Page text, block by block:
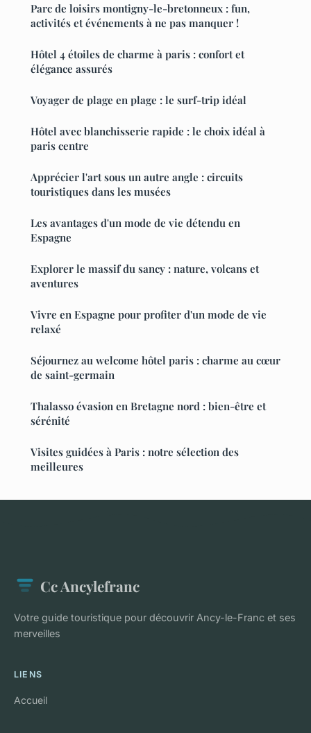
Parc de loisirs montigny-le-bretonneux : fun,
activités et événements à ne pas manquer !
Hôtel 4 étoiles de charme à paris : confort et
élégance assurés
Voyager de plage en plage : le surf-trip idéal
Hôtel avec blanchisserie rapide : le choix idéal à
paris centre
Apprécier l'art sous un autre angle : circuits
touristiques dans les musées
Les avantages d'un mode de vie détendu en
Espagne
Explorer le massif du sancy : nature, volcans et
aventures
Vivre en Espagne pour profiter d'un mode de vie
relaxé
Séjournez au welcome hôtel paris : charme au cœur
de saint-germain
Thalasso évasion en Bretagne nord : bien-être et
sérénité
Visites guidées à Paris : notre sélection des
meilleures
Cc Ancylefranc
Votre guide touristique pour découvrir Ancy-le-Franc et ses
merveilles
LIENS
Accueil